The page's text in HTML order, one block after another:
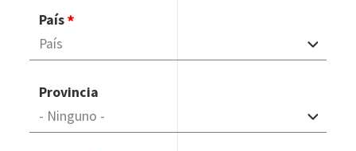
País
Provincia